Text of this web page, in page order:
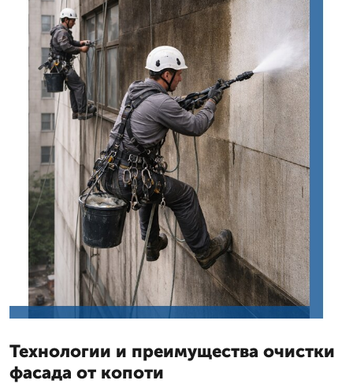
Технологии и преимущества очистки
фасада от копоти